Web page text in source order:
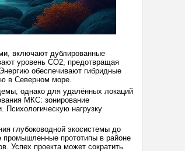
включают дублированные
уровень CO2, предотвращая
обеспечивают гибридные
в Северном море.
однако для удалённых локаций
МКС: зонирование
нагрузку
глубоководной экосистемы до
промышленные прототипы в районе
Успех проекта может сократить